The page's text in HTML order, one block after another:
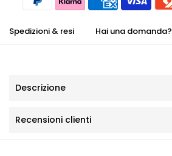
Spedizioni & resi Hai una domanda?
Descrizione
Recensioni clienti